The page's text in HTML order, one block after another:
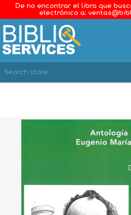
De no encontrar el libro que
electrónico a:
WISHLIST
0